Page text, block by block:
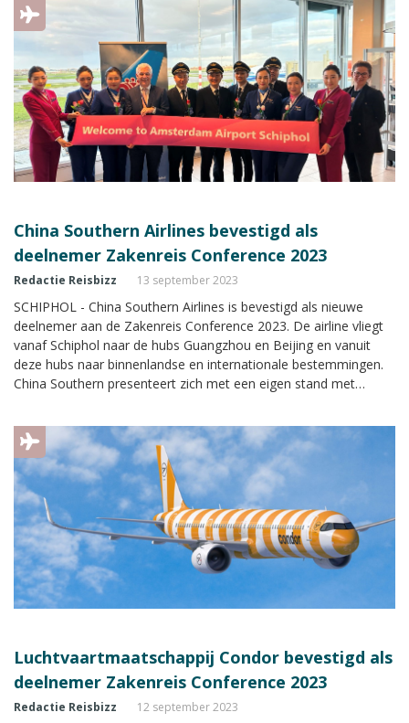
China Southern Airlines bevestigd als
deelnemer Zakenreis Conference 2023
Redactie Reisbizz 13 september 2023
SCHIPHOL - China Southern Airlines is bevestigd als nieuwe
deelnemer aan de Zakenreis Conference 2023. De airline vliegt
vanaf Schiphol naar de hubs Guangzhou en Beijing en vanuit
deze hubs naar binnenlandse en internationale bestemmingen.
China Southern presenteert zich met een eigen stand met
Luchtvaartmaatschappij Condor bevestigd als
deelnemer Zakenreis Conference 2023
Redactie Reisbizz 12 september 2023